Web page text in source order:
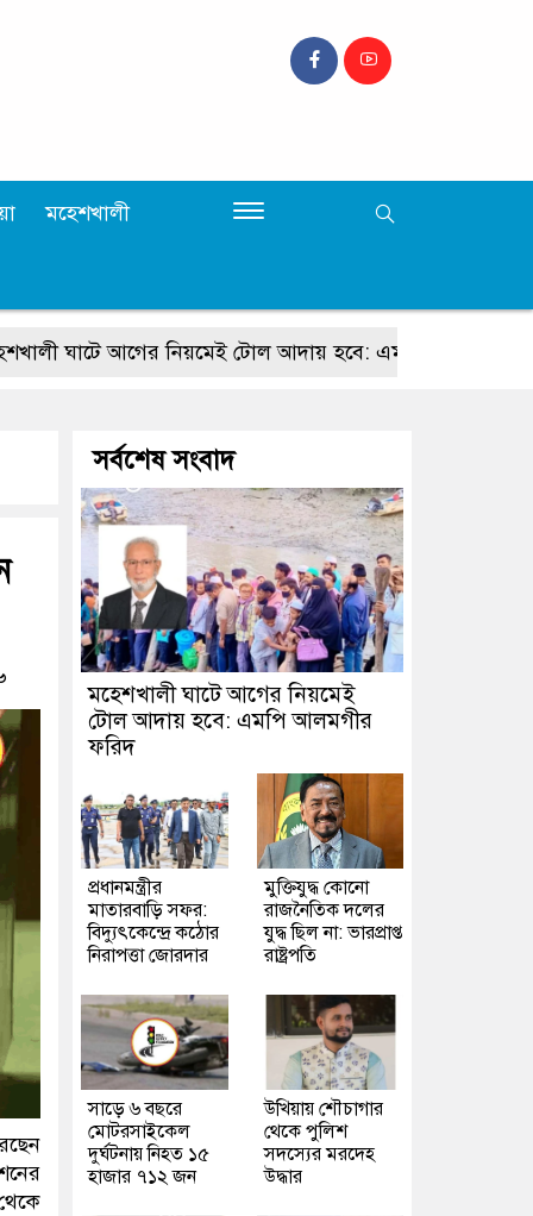
মহেশখালী
আগের নিয়মেই টোল আদায় হবে: এমপি আলমগীর ফরিদ
সর্বশেষ সংবাদ
মহেশখালী ঘাটে আগের নিয়মেই
টোল আদায় হবে: এমপি আলমগীর
ফরিদ
প্রধানমন্ত্রীর
মাতারবাড়ি সফর:
বিদ্যুৎকেন্দ্রে কঠোর
নিরাপত্তা জোরদার
মুক্তিযুদ্ধ কোনো
রাজনৈতিক দলের
যুদ্ধ ছিল না: ভারপ্রাপ্ত
রাষ্ট্রপতি
সাড়ে ৬ বছরে
মোটরসাইকেল
দুর্ঘটনায় নিহত ১৫
হাজার ৭১২ জন
উখিয়ায় শৌচাগার
থেকে পুলিশ
সদস্যের মরদেহ
উদ্ধার